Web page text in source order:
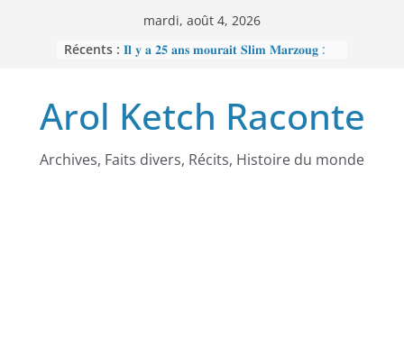
mardi, août 4, 2026
Récents : 𝐈𝐥 𝐲 𝐚 𝟐𝟓 𝐚𝐧𝐬 𝐦𝐨𝐮𝐫𝐚𝐢𝐭 𝐒𝐥𝐢𝐦 𝐌𝐚𝐫𝐳𝐨𝐮𝐠 :
𝐉𝐨𝐬𝐞𝐩𝐡 𝐍𝐝𝐢-𝐒𝐚𝐦𝐛𝐚, 𝐥𝐞 𝐛𝐚̂𝐭𝐢𝐬𝐬𝐞𝐮𝐫 𝐝’𝐞́𝐜𝐨𝐥𝐞𝐬
𝐒𝐨𝐮𝐭𝐢𝐞𝐧 𝐭𝐨𝐭𝐚𝐥 𝐚̀ 𝐑𝐞𝐛𝐞𝐜𝐜𝐚 𝐄𝐧𝐨𝐧𝐜𝐡𝐨𝐧𝐠
𝐑𝐚𝐦𝐬𝐞̀𝐬 𝐈𝐞𝐫 – 𝐋𝐞 𝐩𝐫𝐞𝐦𝐢𝐞𝐫 𝐨𝐫𝐝𝐢𝐧𝐚𝐭𝐞𝐮𝐫
Arol Ketch Raconte
Archives, Faits divers, Récits, Histoire du monde